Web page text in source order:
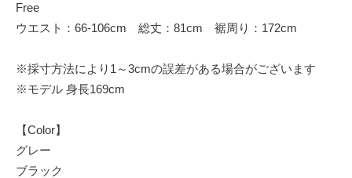
Free
ウエスト：66-106cm 総丈：81cm 裾周り：172cm
※採寸方法により1～3cmの誤差がある場合がございます
※モデル 身長169cm
【Color】
グレー
ブラック